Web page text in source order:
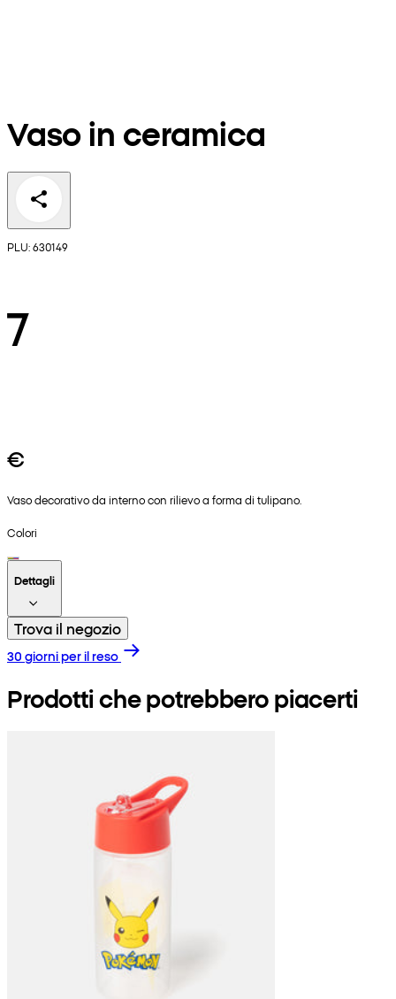
Vaso in ceramica
PLU: 630149
7
€
Vaso decorativo da interno con rilievo a forma di tulipano.
Colori
Dettagli
Trova il negozio
30 giorni per il reso
Prodotti che potrebbero piacerti